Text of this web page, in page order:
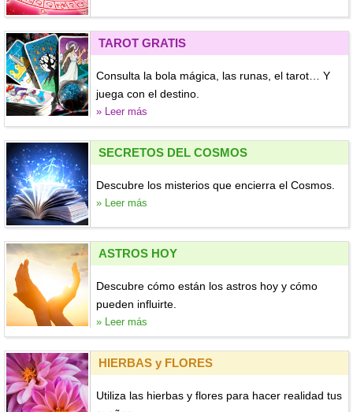
TAROT GRATIS
Consulta la bola mágica, las runas, el tarot… Y
juega con el destino.
» Leer más
SECRETOS DEL COSMOS
Descubre los misterios que encierra el Cosmos.
» Leer más
ASTROS HOY
Descubre cómo están los astros hoy y cómo
pueden influirte.
» Leer más
HIERBAS y FLORES
Utiliza las hierbas y flores para hacer realidad tus